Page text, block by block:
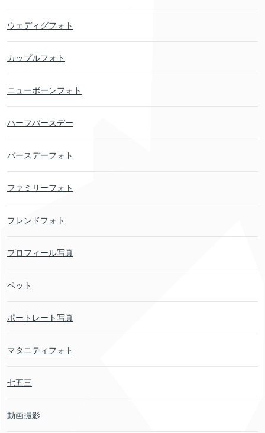
ウェディグフォト
カップルフォト
ニューボーンフォト
ハーフバースデー
バースデーフォト
ファミリーフォト
フレンドフォト
プロフィール写真
ペット
ポートレート写真
マタニティフォト
七五三
動画撮影